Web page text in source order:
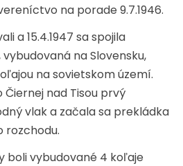
na porade 9.7.1946.
a 15.4.1947 sa spojila
na Slovensku,
na sovietskom území.
Čiernej nad Tisou prvý
vlak a začala sa prekládka
rozchodu.
boli vybudované 4 koľaje